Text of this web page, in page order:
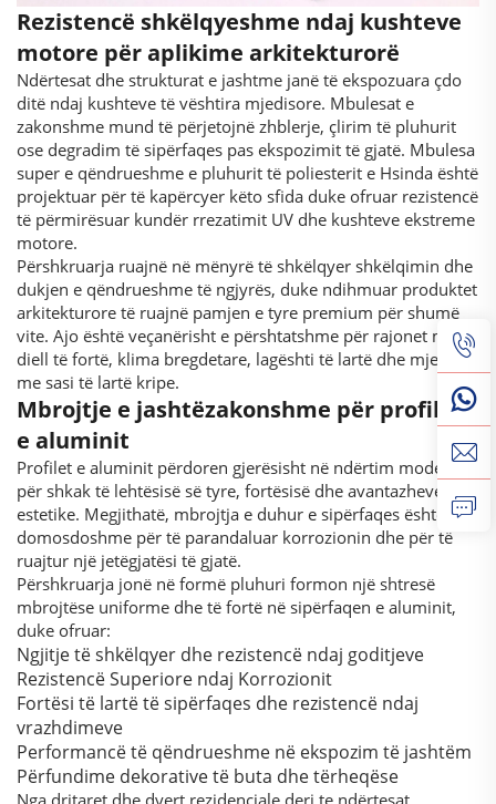
Rezistencë shkëlqyeshme ndaj kushteve
motore për aplikime arkitekturorë
Ndërtesat dhe strukturat e jashtme janë të ekspozuara çdo
ditë ndaj kushteve të vështira mjedisore. Mbulesat e
zakonshme mund të përjetojnë zhblerje, çlirim të pluhurit
ose degradim të sipërfaqes pas ekspozimit të gjatë. Mbulesa
super e qëndrueshme e pluhurit të poliesterit e Hsinda është
projektuar për të kapërcyer këto sfida duke ofruar rezistencë
të përmirësuar kundër rrezatimit UV dhe kushteve ekstreme
motore.
Përshkruarja ruajnë në mënyrë të shkëlqyer shkëlqimin dhe
dukjen e qëndrueshme të ngjyrës, duke ndihmuar produktet
arkitekturore të ruajnë pamjen e tyre premium për shumë
vite. Ajo është veçanërisht e përshtatshme për rajonet me
diell të fortë, klima bregdetare, lagështi të lartë dhe mjedise
me sasi të lartë kripe.
Mbrojtje e jashtëzakonshme për profilet
e aluminit
Profilet e aluminit përdoren gjerësisht në ndërtim modern
për shkak të lehtësisë së tyre, fortësisë dhe avantazheve
estetike. Megjithatë, mbrojtja e duhur e sipërfaqes është e
domosdoshme për të parandaluar korrozionin dhe për të
ruajtur një jetëgjatësi të gjatë.
Përshkruarja jonë në formë pluhuri formon një shtresë
mbrojtëse uniforme dhe të fortë në sipërfaqen e aluminit,
duke ofruar:
Ngjitje të shkëlqyer dhe rezistencë ndaj goditjeve
Rezistencë Superiore ndaj Korrozionit
Fortësi të lartë të sipërfaqes dhe rezistencë ndaj
vrazhdimeve
Performancë të qëndrueshme në ekspozim të jashtëm
Përfundime dekorative të buta dhe tërheqëse